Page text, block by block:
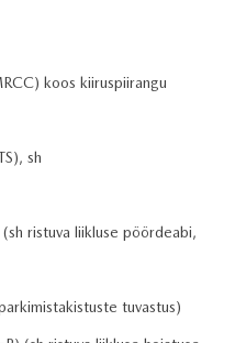
koos kiiruspiirangu
sh
ristuva liikluse pöördeabi,
tuvastus)